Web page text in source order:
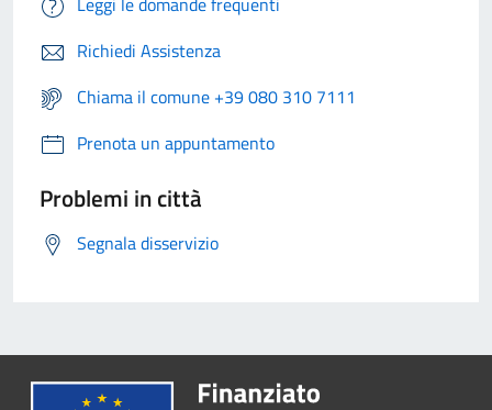
Richiedi Assistenza
Chiama il comune +39 080 310 7111
Prenota un appuntamento
Problemi in città
Segnala disservizio